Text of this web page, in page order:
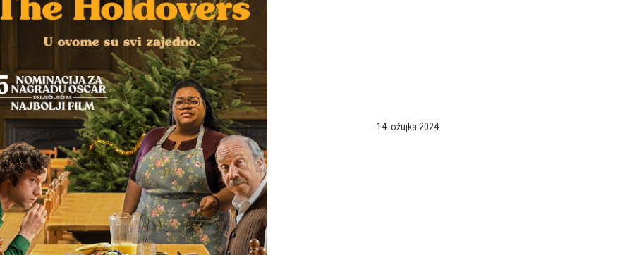
14. ožujka 2024.